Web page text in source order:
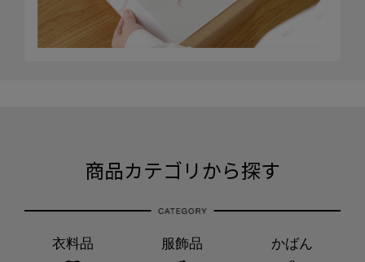
商品カテゴリから探す
衣料品 服飾品 かばん